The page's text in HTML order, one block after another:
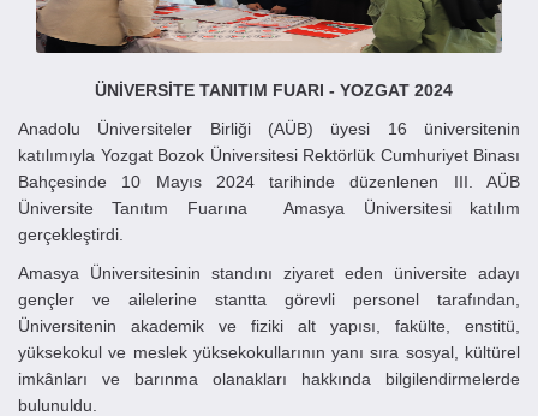
ÜNİVERSİTE TANITIM FUARI - YOZGAT 2024
Anadolu Üniversiteler Birliği (AÜB) üyesi 16 üniversitenin
katılımıyla Yozgat Bozok Üniversitesi Rektörlük Cumhuriyet Binası
Bahçesinde 10 Mayıs 2024 tarihinde düzenlenen III. AÜB
Üniversite Tanıtım Fuarına Amasya Üniversitesi katılım
gerçekleştirdi.
Amasya Üniversitesinin standını ziyaret eden üniversite adayı
gençler ve ailelerine stantta görevli personel tarafından,
Üniversitenin akademik ve fiziki alt yapısı, fakülte, enstitü,
yüksekokul ve meslek yüksekokullarının yanı sıra sosyal, kültürel
imkânları ve barınma olanakları hakkında bilgilendirmelerde
bulunuldu.